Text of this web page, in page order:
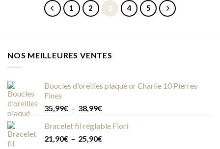
1 2 3 4 5
NOS MEILLEURES VENTES
Boucles d'oreilles plaqué or Charlie 10 Pierres
Fines
35,99€ – 38,99€Plage
prix :
35,99€
Bracelet fil réglable Fiori
21,90€ – 25,90€Plage